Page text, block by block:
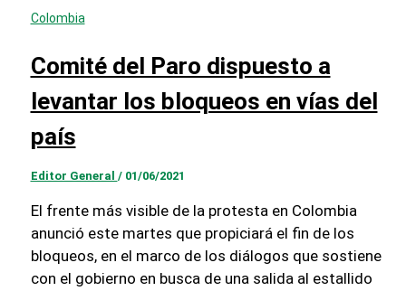
Colombia
Comité del Paro dispuesto a
levantar los bloqueos en vías del
país
Editor General / 01/06/2021
El frente más visible de la protesta en Colombia
anunció este martes que propiciará el fin de los
bloqueos, en el marco de los diálogos que sostiene
con el gobierno en busca de una salida al estallido